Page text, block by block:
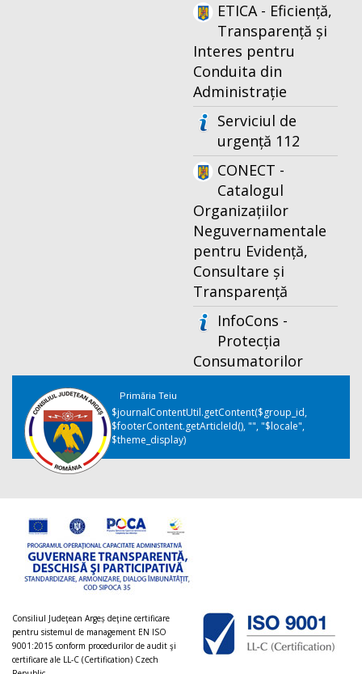
ETICA - Eficiență,
Transparență și
Interes pentru
Conduita din
Administrație
Serviciul de
urgență 112
CONECT -
Catalogul
Organizațiilor
Neguvernamentale
pentru Evidență,
Consultare și
Transparență
InfoCons -
Protecția
Consumatorilor
Primăria Teiu
$journalContentUtil.getContent($group_id,
$footerContent.getArticleId(), "", "$locale",
$theme_display)
Consiliul Judeţean Argeș deţine certificare
pentru sistemul de management EN ISO
9001:2015 conform procedurilor de audit şi
certificare ale LL-C (Certification) Czech